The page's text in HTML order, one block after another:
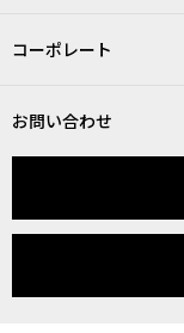
コーポレート
お問い合わせ